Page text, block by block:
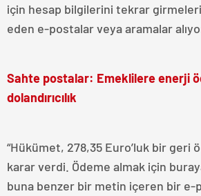
için hesap bilgilerini tekrar
eden e-postalar veya aramalar
Sahte postalar: Emeklilere enerji
dolandırıcılık
“Hükümet, 278,35 Euro’luk bir geri
karar verdi. Ödeme almak için
buna benzer bir metin içeren bir e-